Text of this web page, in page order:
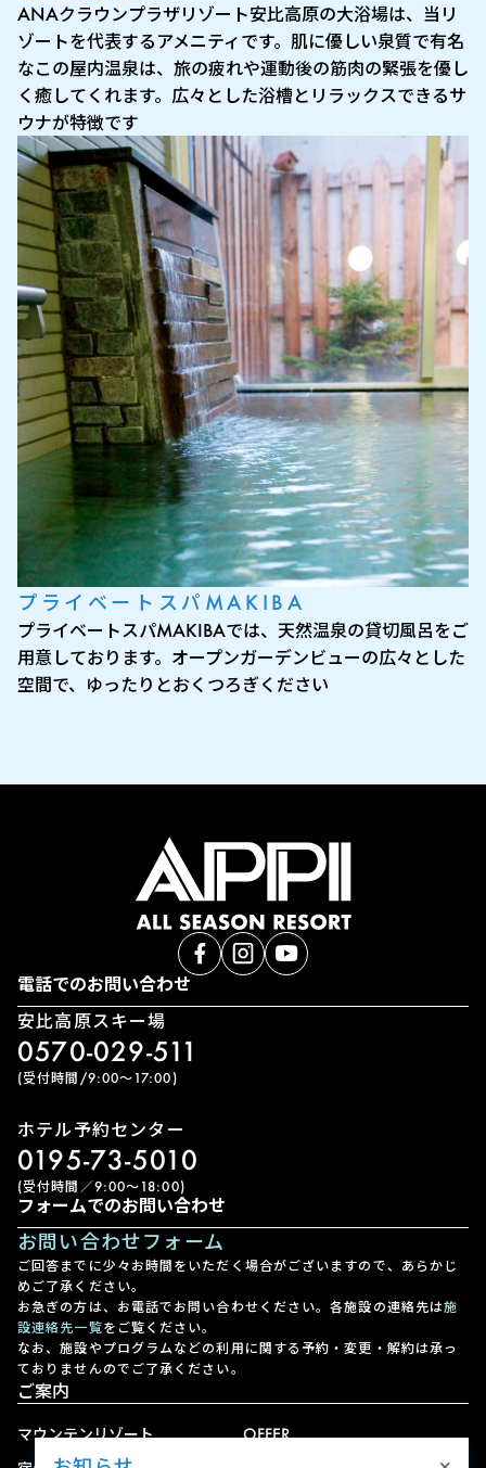
ANAクラウンプラザリゾート安比高原の大浴場は、当リ
ゾートを代表するアメニティです。肌に優しい泉質で有名
なこの屋内温泉は、旅の疲れや運動後の筋肉の緊張を優し
く癒してくれます。広々とした浴槽とリラックスできるサ
ウナが特徴です
プライベートスパMAKIBA
プライベートスパMAKIBAでは、天然温泉の貸切風呂をご
用意しております。オープンガーデンビューの広々とした
空間で、ゆったりとおくつろぎください
電話でのお問い合わせ
安比高原スキー場
0570-029-511
(受付時間/9:00〜17:00)
ホテル予約センター
0195-73-5010
(受付時間／9:00〜18:00)
フォームでのお問い合わせ
お問い合わせフォーム
ご回答までに少々お時間をいただく場合がございますので、あらかじ
めご了承ください。
お急ぎの方は、お電話でお問い合わせください。各施設の連絡先は施
設連絡先一覧をご覧ください。
なお、施設やプログラムなどの利用に関する予約・変更・解約は承っ
ておりませんのでご了承ください。
ご案内
マウンテンリゾート
OFFER